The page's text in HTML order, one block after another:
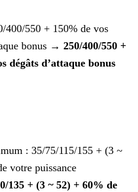
400/550 + 150% de vos
bonus → 250/400/550 +
dégâts d’attaque bonus
: 35/75/115/155 + (3 ~
votre puissance
135 + (3 ~ 52) + 60% de